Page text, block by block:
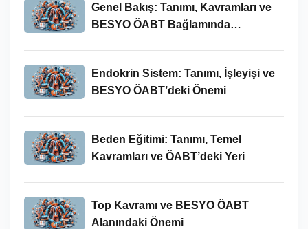
Genel Bakış: Tanımı, Kavramları ve
BESYO ÖABT Bağlamında
Endokrin Sistem: Tanımı, İşleyişi ve
BESYO ÖABT’deki Önemi
Beden Eğitimi: Tanımı, Temel
Kavramları ve ÖABT’deki Yeri
Top Kavramı ve BESYO ÖABT
Alanındaki Önemi